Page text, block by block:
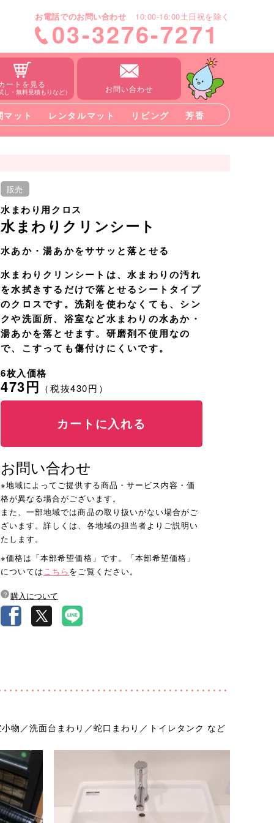
お電話でのお問い合わせ 10:00-16:00土日祝を除く
03-3276-7271
ートを見る
し・無料見積もりなど） お問い合わせ
マット レンタルマット リビング 芳香
販売
水まわり用クロス
水まわりクリンシート
水あか ・湯あかをササッと落とせる
水まわりクリンシートは、水まわりの汚れ
を水拭きするだけで落とせるシートタイプ
のクロスです。洗剤を使わなくても、シン
クや洗面所、浴室など水まわりの水あか・
湯あかを落とせます。研磨剤不使用なの
で、こすっても傷付けにくいです。
6枚入価格
473円 （税抜430円）
カートに入れる
お問い合わせ
※地域によってご提供する商品・サービス内容・価
格が異なる場合がございます。
また、一部地域では商品の取り扱いがない場合がご
ざいます。詳しくは、各地域の担当者よりご説明い
たします。
※価格は「本部希望価格」です。「本部希望価格」
についてはこちら をご覧ください。
購入について
物／洗面台まわり／蛇口まわり／トイレタンク など